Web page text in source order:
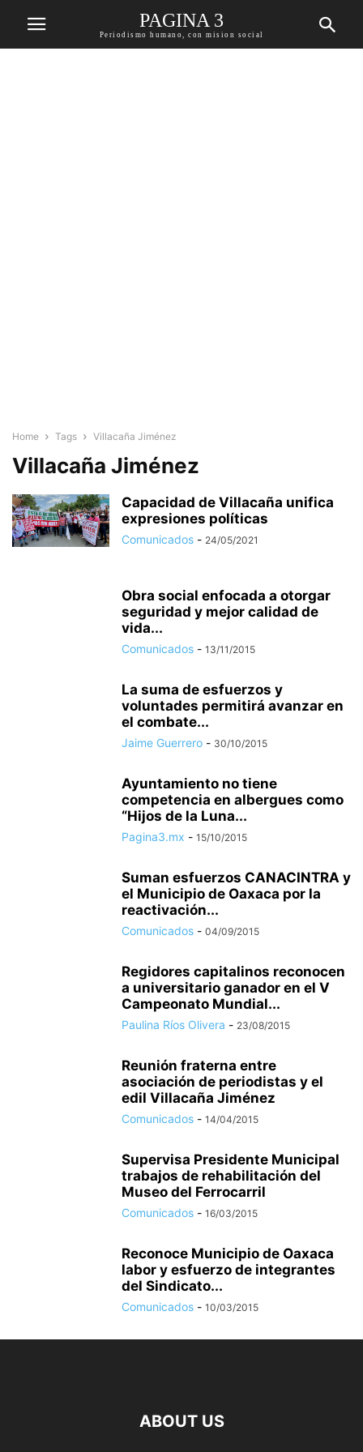
PAGINA 3
Periodismo humano, con mision social
Home Tags Villacaña Jiménez
Villacaña Jiménez
Capacidad de Villacaña unifica
expresiones políticas
Comunicados - 24/05/2021
Obra social enfocada a otorgar
seguridad y mejor calidad de
vida...
Comunicados - 13/11/2015
La suma de esfuerzos y
voluntades permitirá avanzar en
el combate...
Jaime Guerrero - 30/10/2015
Ayuntamiento no tiene
competencia en albergues como
“Hijos de la Luna...
Pagina3.mx - 15/10/2015
Suman esfuerzos CANACINTRA y
el Municipio de Oaxaca por la
reactivación...
Comunicados - 04/09/2015
Regidores capitalinos reconocen
a universitario ganador en el V
Campeonato Mundial...
Paulina Ríos Olivera - 23/08/2015
Reunión fraterna entre
asociación de periodistas y el
edil Villacaña Jiménez
Comunicados - 14/04/2015
Supervisa Presidente Municipal
trabajos de rehabilitación del
Museo del Ferrocarril
Comunicados - 16/03/2015
Reconoce Municipio de Oaxaca
labor y esfuerzo de integrantes
del Sindicato...
Comunicados - 10/03/2015
ABOUT US